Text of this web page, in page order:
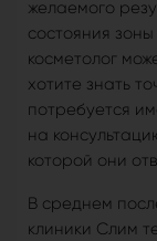
желаемого
состояния
косметолог
хотите знать
потребуется
на
которой они
В среднем
клиники Слим